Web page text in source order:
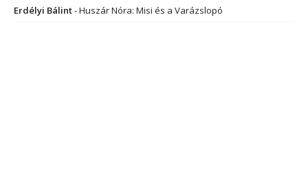
Erdélyi Bálint-Huszár Nóra: Misi és a Varázslopó